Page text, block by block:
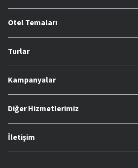
Otel Temaları
Turlar
Kampanyalar
Diğer Hizmetlerimiz
İletişim